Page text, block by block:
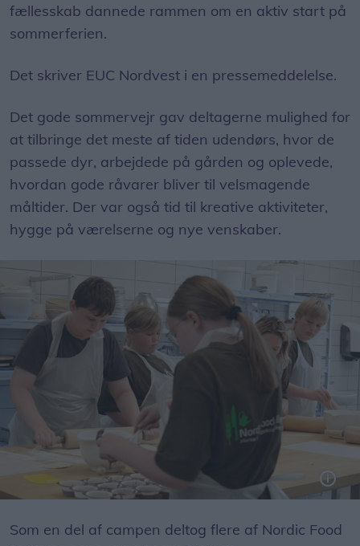
fællesskab dannede rammen om en aktiv start på
sommerferien.
Det skriver EUC Nordvest i en pressemeddelelse.
Det gode sommervejr gav deltagerne mulighed for
at tilbringe det meste af tiden udendørs, hvor de
passede dyr, arbejdede på gården og oplevede,
hvordan gode råvarer bliver til velsmagende
måltider. Der var også tid til kreative aktiviteter,
hygge på værelserne og nye venskaber.
Som en del af campen deltog flere af Nordic Food